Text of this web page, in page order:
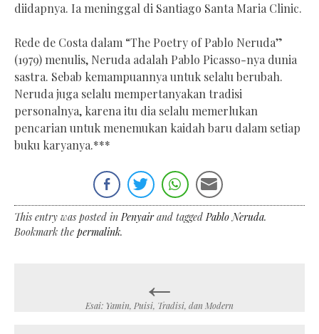
diidapnya. Ia meninggal di Santiago Santa Maria Clinic.
Rede de Costa dalam “The Poetry of Pablo Neruda”
(1979) menulis, Neruda adalah Pablo Picasso-nya dunia
sastra. Sebab kemampuannya untuk selalu berubah.
Neruda juga selalu mempertanyakan tradisi
personalnya, karena itu dia selalu memerlukan
pencarian untuk menemukan kaidah baru dalam setiap
buku karyanya.***
This entry was posted inPenyairand taggedPablo Neruda.
Bookmark the permalink.
navigation
←
Esai: Yamin, Puisi, Tradisi, dan Modern